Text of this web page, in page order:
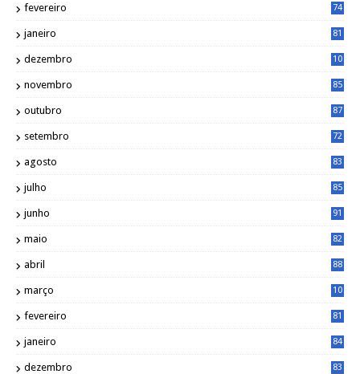
fevereiro 74
janeiro 81
dezembro
10
novembro 85
outubro 87
setembro 72
agosto 83
julho 85
junho 91
maio 82
abril 88
março
10
fevereiro 81
janeiro 84
dezembro 83